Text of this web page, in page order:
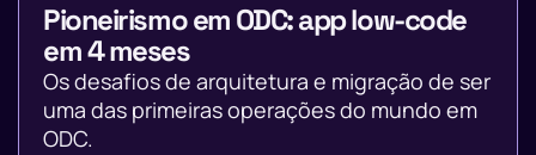
Pioneirismo em ODC: app low-code
em 4 meses
Os desafios de arquitetura e migração de ser
uma das primeiras operações do mundo em
ODC.